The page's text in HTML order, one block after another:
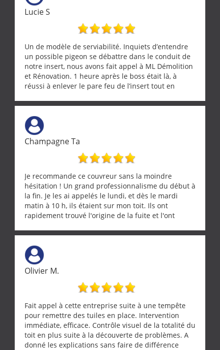
Lucie S
Un de modèle de serviabilité. Inquiets d’entendre
un possible pigeon se débattre dans le conduit de
notre insert, nous avons fait appel à ML Démolition
et Rénovation. 1 heure après le boss était là, à
réussi à enlever le pare feu de l’insert tout en
tourterelle et s’est ensuite patiemment occupé de
l’oiseau jusqu’à ce qu’il reprenne ses esprits et
puisse s’envoler. Après quoi il a procédé au
ramonage de notre insert avec dextérité et une
grande propreté, nous gratifiant également de
nombreux conseils concernant d’autres sujets. Un
entrepreneur comme on souhaite en rencontrer.
Encore un grand merci à lui.
Champagne Ta
Je recommande ce couvreur sans la moindre
hésitation ! Un grand professionnalisme du début à
la fin. Je les ai appelés le lundi, et dès le mardi
matin à 10 h, ils étaient sur mon toit. Ils ont
rapidement trouvé l'origine de la fuite et l'ont
Une équipe sérieuse, réactive et compétente. C'est
vraiment rassurant de pouvoir compter sur des
artisans aussi professionnels. Merci encore !
Olivier M.
Fait appel à cette entreprise suite à une tempête
pour remettre des tuiles en place. Intervention
immédiate, efficace. Contrôle visuel de la totalité du
toit en plus suite à la découverte de problèmes. A
donné les explications sans faire de différence